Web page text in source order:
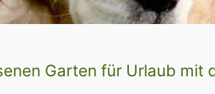
Garten für Urlaub mit